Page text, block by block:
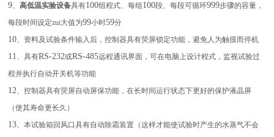
9、高低温实验设备具有100组程式、每组 100段、每段可循环999步骤的容量，
每段时间设定zui大值为99小时59分
10、资料及试验条件输入后，控制器具有荧屏锁定功能，避免人为触摸而停机
11、具有RS-232或RS-485远程通讯界面，可在电脑上设计程式，监视试验过
程并执行自动开关机等功能
12、控制器具有荧屏自动屏保功能，在长时间运行状态下更好的保护液晶屏
（使其寿命更长久）
13、本试验箱回风口具有自动除霜装置（这样才能使试验时产生的水蒸气不会